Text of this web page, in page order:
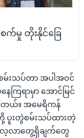
မှု တိုးနိုင်ခြေ
းသပ်တာ အပါအဝင်
ကြရာမှာ အောင်မြင်
တယ်။ အမေရိကန်
တို့ ပူးတွဲစမ်းသပ်ထားတဲ့
လာတွေ့ရှိချက်တွေ